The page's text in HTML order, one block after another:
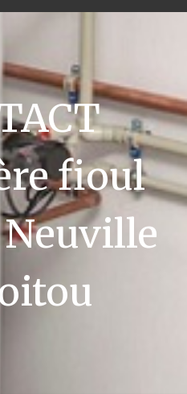
fioul
Neuville